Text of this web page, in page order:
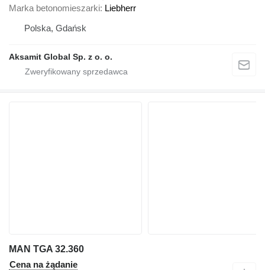
Marka betonomieszarki Liebherr
Polska, Gdańsk
Aksamit Global Sp. z o. o.
MAN TGA 32.360
Cena na żądanie